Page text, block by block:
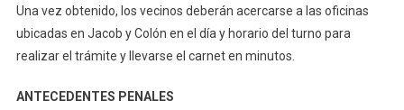
Una vez obtenido, los vecinos deberán acercarse a las oficinas
ubicadas en Jacob y Colón en el día y horario del turno para
realizar el trámite y llevarse el carnet en minutos.
ANTECEDENTES PENALES